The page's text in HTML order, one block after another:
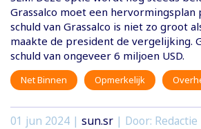
Grassalco moet een hervormingsplan
schuld van Grassalco is niet zo groot
maakte de president de vergelijking.
schuld van ongeveer 6 miljoen USD.
Net Binnen Opmerkelijk
01 jun 2024 | sun.sr | Door: Redactie